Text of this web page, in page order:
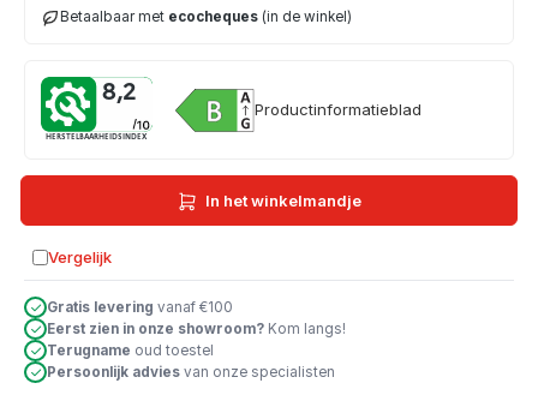
Betaalbaar met ecocheques (in de winkel)
8,2
HERSTELBAARHEIDSINDEX
Productinformatieblad
In het winkelmandje
Vergelijk
Toevoegen aan vergelijking
Gratis levering vanaf €100
Eerst zien in onze showroom? Kom langs!
Terugname oud toestel
Persoonlijk advies van onze specialisten